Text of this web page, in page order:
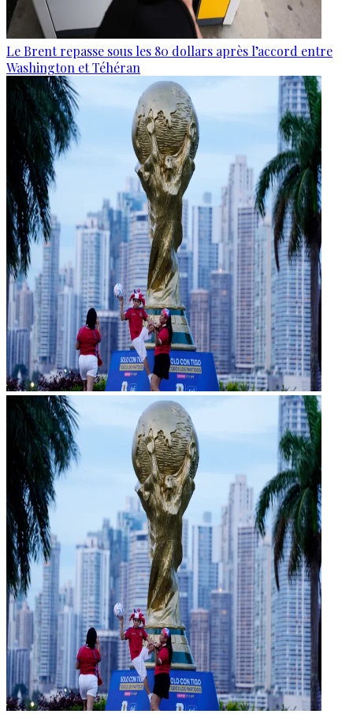
Le Brent repasse sous les 80 dollars après l’accord entre
Washington et Téhéran